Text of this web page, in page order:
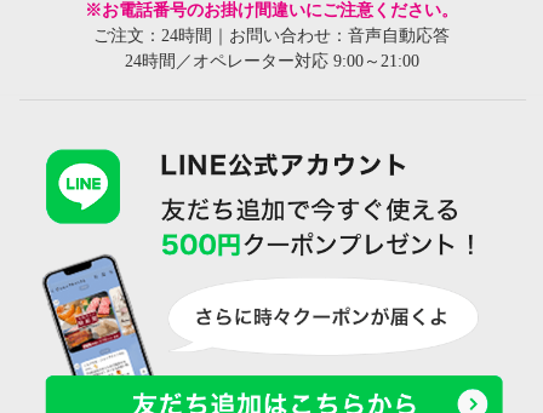
※お電話番号のお掛け間違いにご注意ください。
ご注文：24時間｜お問い合わせ：音声自動応答
24時間／オペレーター対応 9:00～21:00